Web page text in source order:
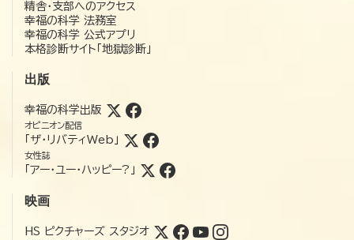
精舎・支部へのアクセス
幸福の科学 法務室
幸福の科学 公式アプリ
本格診断サイト「地獄診断」
出版
幸福の科学出版
オピニオン配信
「ザ・リバティWeb」
女性誌
「アー・ユー・ハッピー?」
映画
HS ピクチャーズ スタジオ